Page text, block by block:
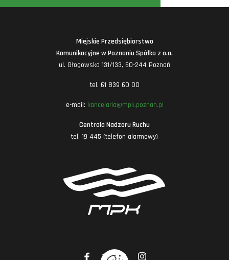
Miejskie Przedsiębiorstwo
Komunikacyjne w Poznaniu Spółka z o.o.
ul. Głogowska 131/133, 60-244 Poznań
tel. 61 839 60 00
e-mail: kancelaria@mpk.poznan.pl
Centrala Nadzoru Ruchu
tel. 19 445 (telefon alarmowy)